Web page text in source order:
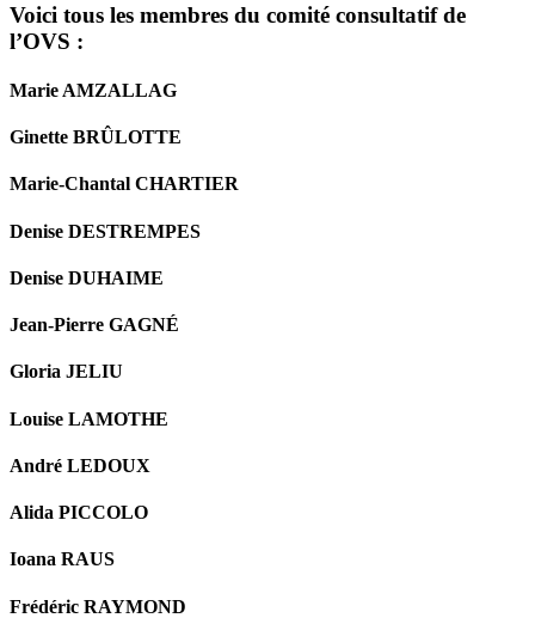
Voici tous les membres du comité consultatif de
l’OVS :
Marie AMZALLAG
Ginette BRÛLOTTE
Marie-Chantal CHARTIER
Denise DESTREMPES
Denise DUHAIME
Jean-Pierre GAGNÉ
Gloria JELIU
Louise LAMOTHE
André LEDOUX
Alida PICCOLO
Ioana RAUS
Frédéric RAYMOND